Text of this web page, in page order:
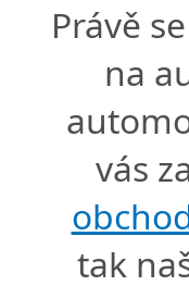
Právě
na
vás
tak